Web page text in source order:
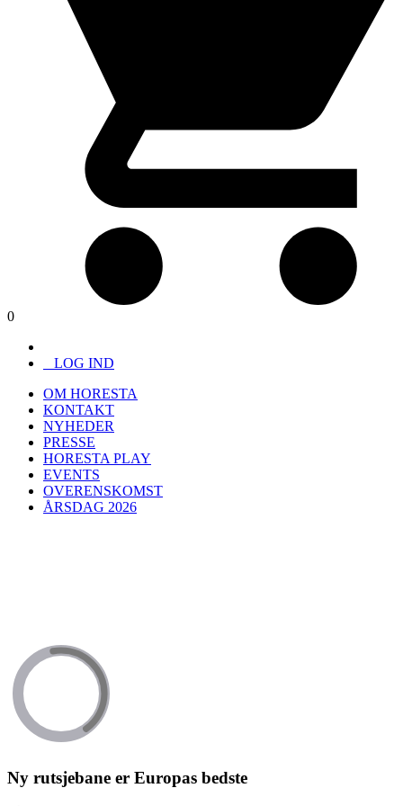
0
LOG IND
OM HORESTA
KONTAKT
NYHEDER
PRESSE
HORESTA PLAY
EVENTS
OVERENSKOMST
ÅRSDAG 2026
Ny rutsjebane er Europas bedste